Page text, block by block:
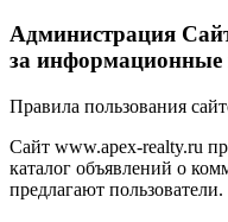
Администрация
за
Правила пользования
Сайт www.apex-realty.ru
каталог объявлений о
предлагают пользователи.